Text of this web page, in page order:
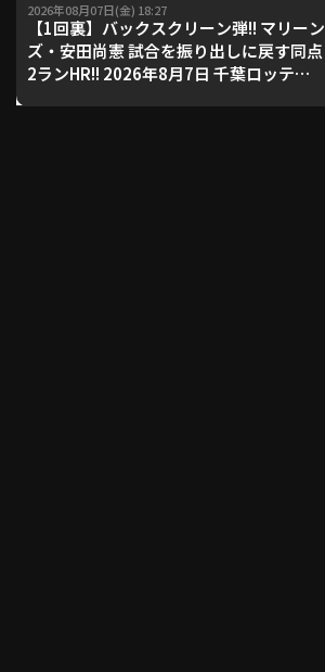
2026年08月07日(金) 18:27
【1回裏】バックスクリーン弾!! マリーン
ズ・安田尚憲 試合を振り出しに戻す同点
2ランHR!! 2026年8月7日 千葉ロッテマ